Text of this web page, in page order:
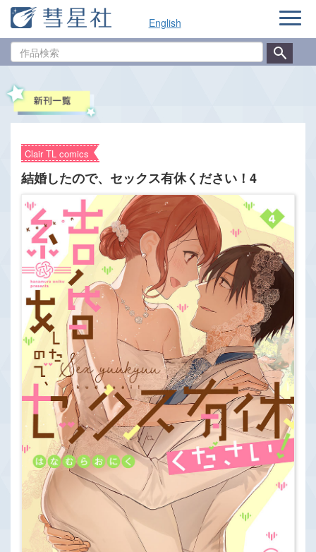
English
品
ナ
ゲ
Clair TL comics
結婚したので、セックス有休ください！4